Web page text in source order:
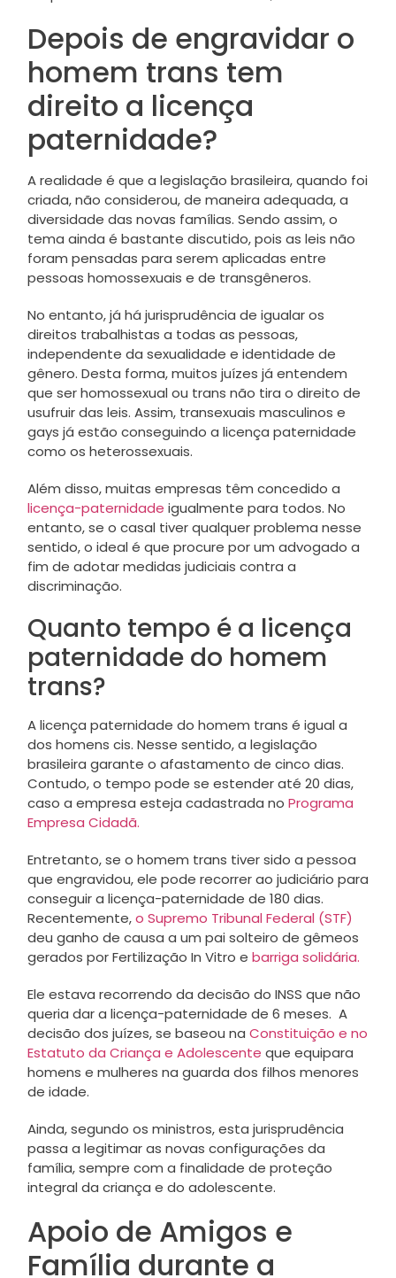
Depois de engravidar o
homem trans tem
direito a licença
paternidade?
A realidade é que a legislação brasileira, quando foi
criada, não considerou, de maneira adequada, a
diversidade das novas famílias. Sendo assim, o
tema ainda é bastante discutido, pois as leis não
foram pensadas para serem aplicadas entre
pessoas homossexuais e de transgêneros.
No entanto, já há jurisprudência de igualar os
direitos trabalhistas a todas as pessoas,
independente da sexualidade e identidade de
gênero. Desta forma, muitos juízes já entendem
que ser homossexual ou trans não tira o direito de
usufruir das leis. Assim, transexuais masculinos e
gays já estão conseguindo a licença paternidade
como os heterossexuais.
Além disso, muitas empresas têm concedido a
licença-paternidade igualmente para todos. No
entanto, se o casal tiver qualquer problema nesse
sentido, o ideal é que procure por um advogado a
fim de adotar medidas judiciais contra a
discriminação.
Quanto tempo é a licença
paternidade do homem
trans?
A licença paternidade do homem trans é igual a
dos homens cis. Nesse sentido, a legislação
brasileira garante o afastamento de cinco dias.
Contudo, o tempo pode se estender até 20 dias,
caso a empresa esteja cadastrada no Programa
Empresa Cidadã.
Entretanto, se o homem trans tiver sido a pessoa
que engravidou, ele pode recorrer ao judiciário para
conseguir a licença-paternidade de 180 dias.
Recentemente,o Supremo Tribunal Federal (STF)
deu ganho de causa a um pai solteiro de gêmeos
gerados por Fertilização In Vitro e barriga solidária.
Ele estava recorrendo da decisão do INSS que não
queria dar a licença-paternidade de 6 meses. A
decisão dos juízes, se baseou na Constituição e no
Estatuto da Criança e Adolescente que equipara
homens e mulheres na guarda dos filhos menores
de idade.
Ainda, segundo os ministros, esta jurisprudência
passa a legitimar as novas configurações da
família, sempre com a finalidade de proteção
integral da criança e do adolescente.
Apoio de Amigos e
Família durante a